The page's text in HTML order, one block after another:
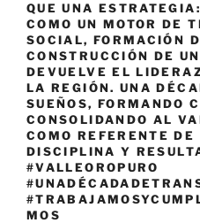
QUE UNA
COMO UN MOTOR DE
SOCIAL, FORMACIÓN
CONSTRUCCIÓN DE
DEVUELVE EL
LA REGIÓN. UNA
SUEÑOS, FORMANDO
CONSOLIDANDO AL
COMO REFERENTE
DISCIPLINA Y
#VALLEOROPURO
MOS